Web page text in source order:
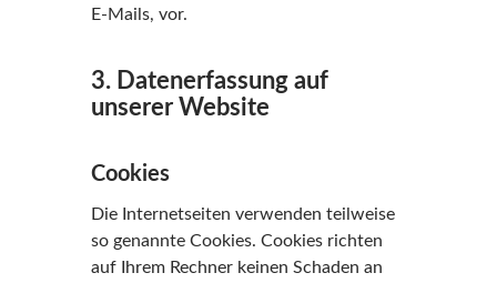
E-Mails, vor.
3. Datenerfassung auf
unserer Website
Cookies
Die Internetseiten verwenden teilweise
so genannte Cookies. Cookies richten
auf Ihrem Rechner keinen Schaden an